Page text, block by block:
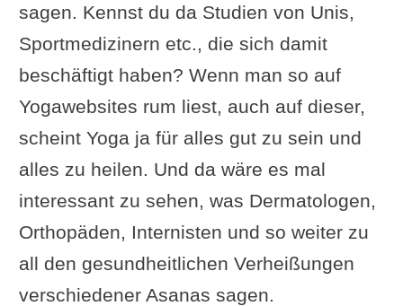
sagen. Kennst du da Studien von Unis,
Sportmedizinern etc., die sich damit
beschäftigt haben? Wenn man so auf
Yogawebsites rum liest, auch auf dieser,
scheint Yoga ja für alles gut zu sein und
alles zu heilen. Und da wäre es mal
interessant zu sehen, was Dermatologen,
Orthopäden, Internisten und so weiter zu
all den gesundheitlichen Verheißungen
verschiedener Asanas sagen.